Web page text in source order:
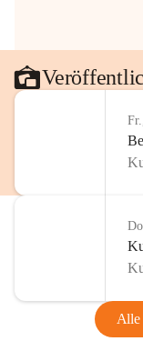
Alle